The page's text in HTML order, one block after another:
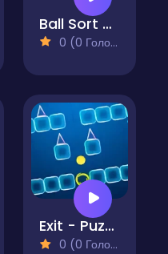
Ball Sort Puzzle Game
0 (0 Голосів)
Exit - Puzzle
0 (0 Голосів)